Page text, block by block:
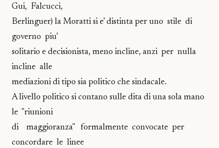
Gui, Falcucci,
Berlinguer) la Moratti si e’ distinta per uno stile di
governo piu’
solitario e decisionista, meno incline, anzi per nulla
incline alle
mediazioni di tipo sia politico che sindacale.
A livello politico si contano sulle dita di una sola mano
le "riunioni
di maggioranza" formalmente convocate per
concordare le linee